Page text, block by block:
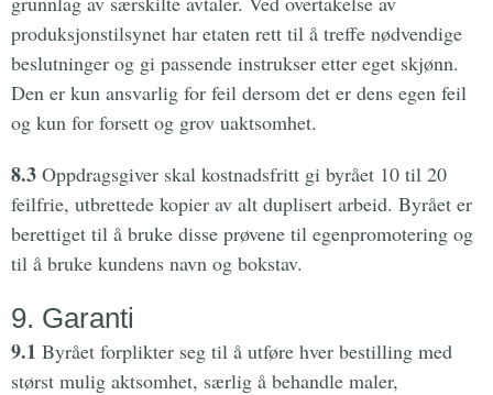
produksjonstilsynet har etaten rett til å treffe nødvendige
beslutninger og gi passende instrukser etter eget skjønn.
Den er kun ansvarlig for feil dersom det er dens egen feil
og kun for forsett og grov uaktsomhet.
8.3 Oppdragsgiver skal kostnadsfritt gi byrået 10 til 20
feilfrie, utbrettede kopier av alt duplisert arbeid. Byrået er
berettiget til å bruke disse prøvene til egenpromotering og
til å bruke kundens navn og bokstav.
9. Garanti
9.1 Byrået forplikter seg til å utføre hver bestilling med
størst mulig aktsomhet, særlig å behandle maler,